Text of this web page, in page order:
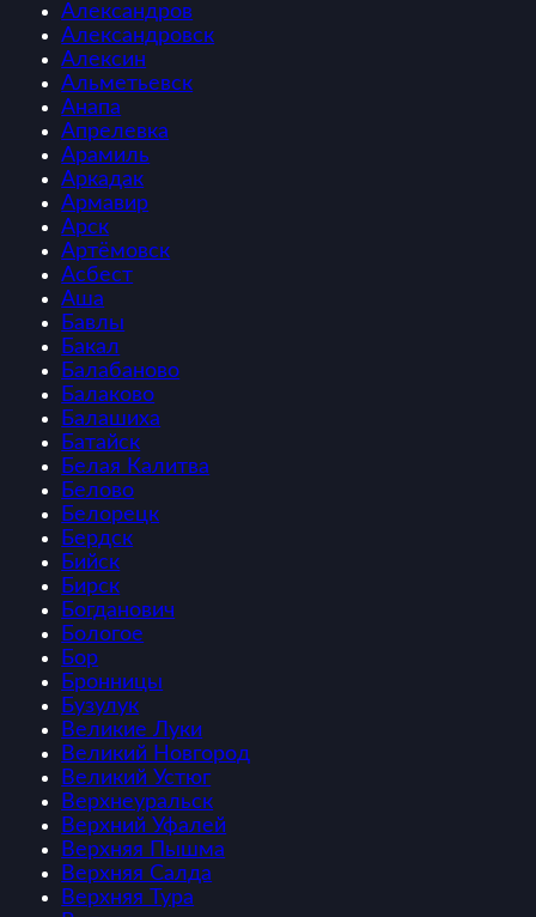
Александров
Александровск
Алексин
Альметьевск
Анапа
Апрелевка
Арамиль
Аркадак
Армавир
Арск
Артёмовск
Асбест
Аша
Бавлы
Бакал
Балабаново
Балаково
Балашиха
Батайск
Белая Калитва
Белово
Белорецк
Бердск
Бийск
Бирск
Богданович
Бологое
Бор
Бронницы
Бузулук
Великие Луки
Великий Новгород
Великий Устюг
Верхнеуральск
Верхний Уфалей
Верхняя Пышма
Верхняя Салда
Верхняя Тура